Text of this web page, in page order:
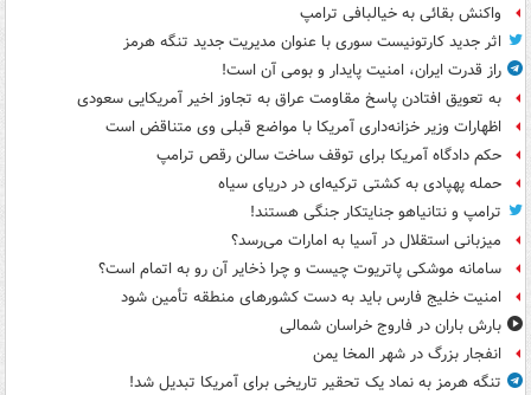
واکنش بقائی به خیالبافی ترامپ
اثر جدید کارتونیست سوری با عنوان مدیریت جدید تنگه هرمز
راز قدرت ایران، امنیت پایدار و بومی آن است!
به تعویق افتادن پاسخ مقاومت عراق به تجاوز اخیر آمریکایی سعودی
اظهارات وزیر خزانه‌داری آمریکا با مواضع قبلی وی متناقض است
حکم دادگاه آمریکا برای توقف ساخت سالن رقص ترامپ
حمله پهپادی به کشتی ترکیه‌ای در دریای سیاه
ترامپ و نتانیاهو جنایتکار جنگی هستند!
میزبانی استقلال در آسیا به امارات می‌رسد؟
سامانه موشکی پاتریوت چیست و چرا ذخایر آن رو به اتمام است؟
امنیت خلیج فارس باید به دست کشورهای منطقه تأمین شود
بارش باران در فاروج خراسان شمالی
انفجار بزرگ در شهر المخا یمن
تنگه هرمز به نماد یک تحقیر تاریخی برای آمریکا تبدیل شد!